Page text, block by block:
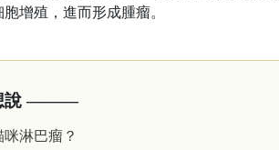
增殖，進而形成腫瘤。
說 ———
淋巴瘤？